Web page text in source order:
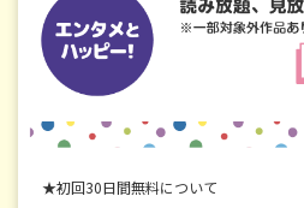
★初回30日間無料について